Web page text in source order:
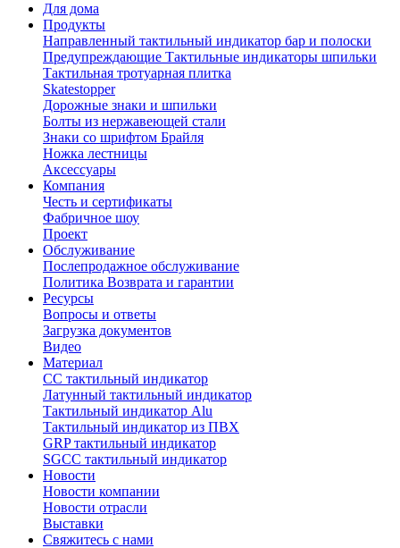
Для дома
Продукты
Направленный тактильный индикатор бар и полоски
Предупреждающие Тактильные индикаторы шпильки
Тактильная тротуарная плитка
Skatestopper
Дорожные знаки и шпильки
Болты из нержавеющей стали
Знаки со шрифтом Брайля
Ножка лестницы
Аксессуары
Компания
Честь и сертификаты
Фабричное шоу
Проект
Обслуживание
Послепродажное обслуживание
Политика Возврата и гарантии
Ресурсы
Вопросы и ответы
Загрузка документов
Видео
Материал
СС тактильный индикатор
Латунный тактильный индикатор
Тактильный индикатор Alu
Тактильный индикатор из ПВХ
GRP тактильный индикатор
SGCC тактильный индикатор
Новости
Новости компании
Новости отрасли
Выставки
Свяжитесь с нами